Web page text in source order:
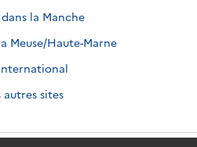
la Manche
Meuse/Haute-Marne
autres sites